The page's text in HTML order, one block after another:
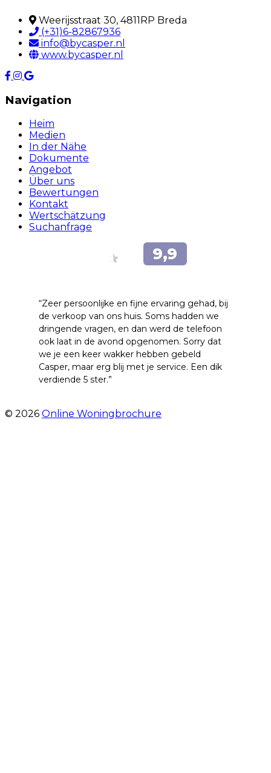
Weerijsstraat 30, 4811RP Breda
(+31)6-82867936
info@bycasper.nl
www.bycasper.nl
Navigation
Heim
Medien
In der Nähe
Dokumente
Angebot
Über uns
Bewertungen
Kontakt
Wertschätzung
Suchanfrage
“Zeer persoonlijke en fijne ervaring gehad, bij
de verkoop van ons huis. Soms hadden we
dringende vragen, en dan werd de telefoon
ook laat in de avond opgenomen. Sorry dat
we je een keer wakker hebben gebeld
Casper, maar erg blij met je service. Een dik
verdiende 5 ster.”
© 2026 Online Woningbrochure